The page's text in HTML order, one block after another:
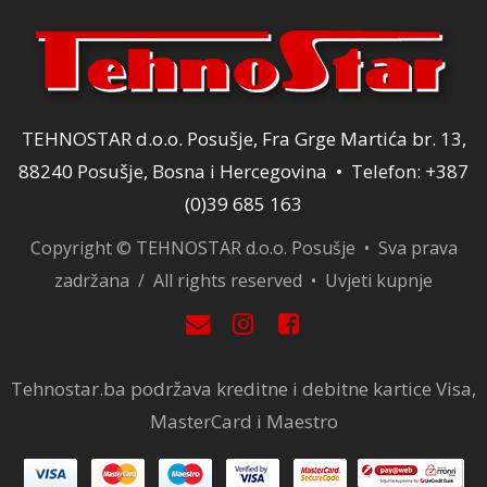
TEHNOSTAR d.o.o. Posušje, Fra Grge Martića br. 13,
88240 Posušje, Bosna i Hercegovina • Telefon: +387
(0)39 685 163
Copyright © TEHNOSTAR d.o.o. Posušje • Sva prava
zadržana / All rights reserved • Uvjeti kupnje
Tehnostar.ba podržava kreditne i debitne kartice Visa,
MasterCard i Maestro